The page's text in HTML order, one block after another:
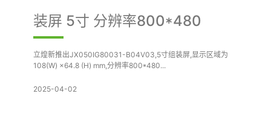
装屏 5寸 分辨率800*480
立煌新推出JX050IG80031-B04V03,5寸组装屏,显示区域为
108(W) ×64.8 (H) mm,分辨率800*480...
2025-04-02